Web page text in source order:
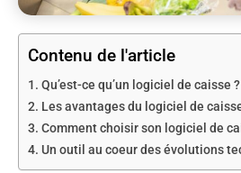
Contenu de l'article
Qu’est-ce qu’un logiciel de caisse ?
Les avantages du logiciel de
Comment choisir son logiciel de
Un outil au coeur des évolutions